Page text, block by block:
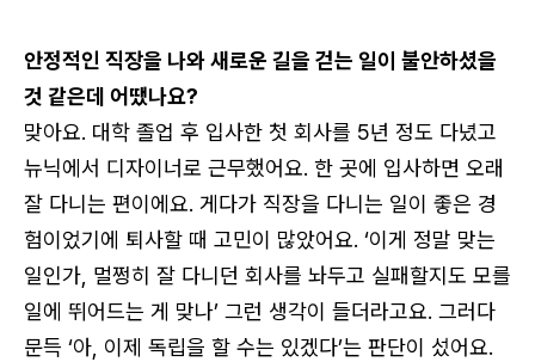
안정적인 직장을 나와 새로운 길을 걷는 일이 불안하셨을
것 같은데 어땠나요?
맞아요. 대학 졸업 후 입사한 첫 회사를 5년 정도 다녔고
뉴닉에서 디자이너로 근무했어요. 한 곳에 입사하면 오래
잘 다니는 편이에요. 게다가 직장을 다니는 일이 좋은 경
험이었기에 퇴사할 때 고민이 많았어요. ‘이게 정말 맞는
일인가, 멀쩡히 잘 다니던 회사를 놔두고 실패할지도 모를
일에 뛰어드는 게 맞나’ 그런 생각이 들더라고요. 그러다
문득 ‘아, 이제 독립을 할 수는 있겠다’는 판단이 섰어요.
카카오로 시작하기